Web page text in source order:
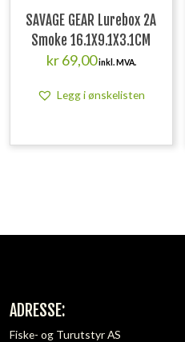
SAVAGE GEAR Lurebox 2A
Smoke 16.1X9.1X3.1CM
kr69,00inkl. MVA.
Legg i ønskelisten
ADRESSE:
Fiske- og Turutstyr AS